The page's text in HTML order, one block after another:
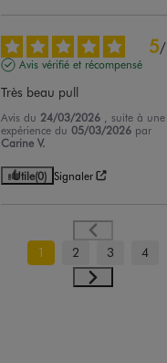
5/
Avis vérifié et récompensé
Très beau pull
Avis du 24/03/2026
, suite à une
expérience du05/03/2026 par
Carine V.
Utile(0) Signaler
1 2 3 4